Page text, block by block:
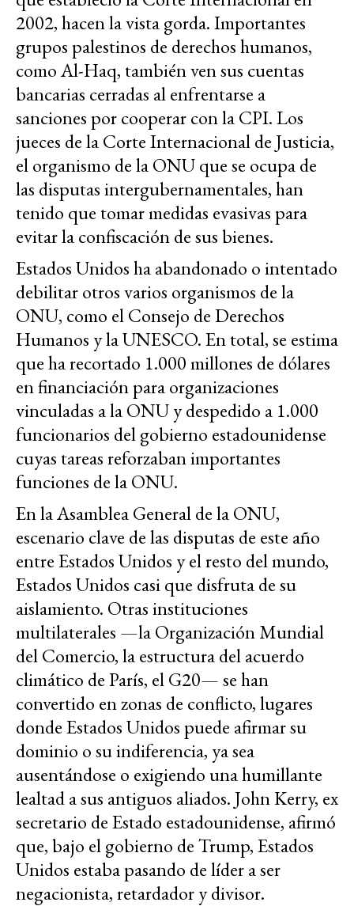
2002, hacen la vista gorda. Importantes
grupos palestinos de derechos humanos,
como Al-Haq, también ven sus cuentas
bancarias cerradas al enfrentarse a
sanciones por cooperar con la CPI. Los
jueces de la Corte Internacional de Justicia,
el organismo de la ONU que se ocupa de
las disputas intergubernamentales, han
tenido que tomar medidas evasivas para
evitar la confiscación de sus bienes.
Estados Unidos ha abandonado o intentado
debilitar otros varios organismos de la
ONU, como el Consejo de Derechos
Humanos y la UNESCO. En total, se estima
que ha recortado 1.000 millones de dólares
en financiación para organizaciones
vinculadas a la ONU y despedido a 1.000
funcionarios del gobierno estadounidense
cuyas tareas reforzaban importantes
funciones de la ONU.
En la Asamblea General de la ONU,
escenario clave de las disputas de este año
entre Estados Unidos y el resto del mundo,
Estados Unidos casi que disfruta de su
aislamiento. Otras instituciones
multilaterales —la Organización Mundial
del Comercio, la estructura del acuerdo
climático de París, el G20— se han
convertido en zonas de conflicto, lugares
donde Estados Unidos puede afirmar su
dominio o su indiferencia, ya sea
ausentándose o exigiendo una humillante
lealtad a sus antiguos aliados. John Kerry, ex
secretario de Estado estadounidense, afirmó
que, bajo el gobierno de Trump, Estados
Unidos estaba pasando de líder a ser
negacionista, retardador y divisor.